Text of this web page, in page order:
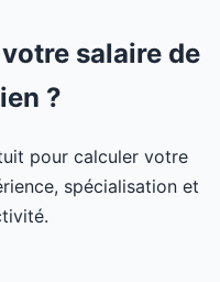
salaire de
?
pour calculer votre
spécialisation et